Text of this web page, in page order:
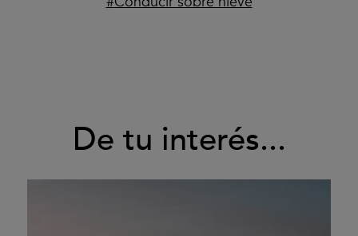
De tu interés...